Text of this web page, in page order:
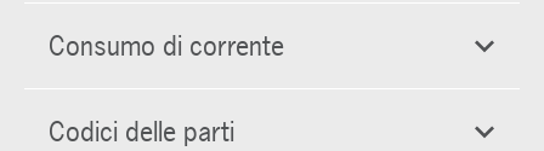
Consumo di corrente
Codici delle parti